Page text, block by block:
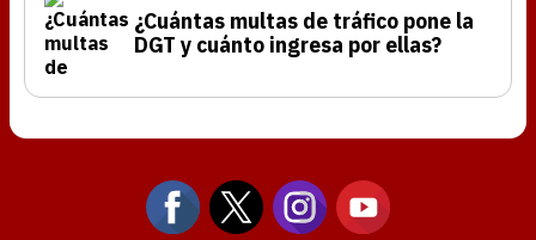
¿Cuántas multas de tráfico pone la
DGT y cuánto ingresa por ellas?